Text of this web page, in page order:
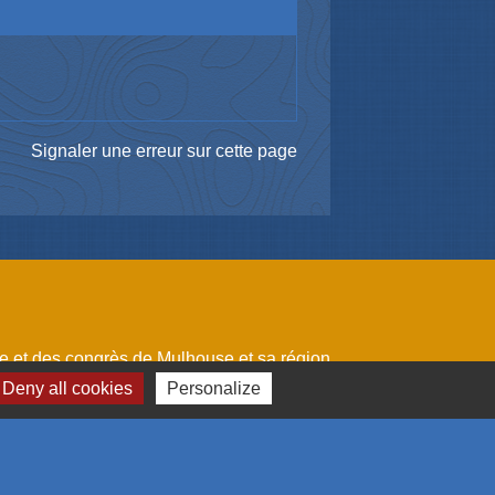
Signaler une erreur sur cette page
et des congrès de Mulhouse et sa région
Mulhousienne
Deny all cookies Personalize